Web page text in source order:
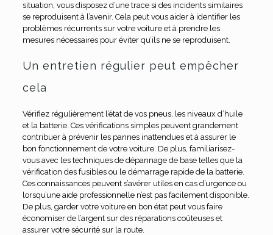
situation, vous disposez d’une trace si des incidents similaires
se reproduisent à l’avenir. Cela peut vous aider à identifier les
problèmes récurrents sur votre voiture et à prendre les
mesures nécessaires pour éviter qu’ils ne se reproduisent.
Un entretien régulier peut empêcher
cela
Vérifiez régulièrement l’état de vos pneus, les niveaux d’huile
et la batterie. Ces vérifications simples peuvent grandement
contribuer à prévenir les pannes inattendues et à assurer le
bon fonctionnement de votre voiture. De plus, familiarisez-
vous avec les techniques de dépannage de base telles que la
vérification des fusibles ou le démarrage rapide de la batterie.
Ces connaissances peuvent s’avérer utiles en cas d’urgence ou
lorsqu’une aide professionnelle n’est pas facilement disponible.
De plus, garder votre voiture en bon état peut vous faire
économiser de l’argent sur des réparations coûteuses et
assurer votre sécurité sur la route.